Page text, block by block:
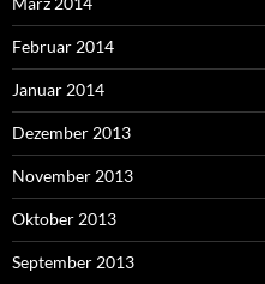
Februar 2014
Januar 2014
Dezember 2013
November 2013
Oktober 2013
September 2013